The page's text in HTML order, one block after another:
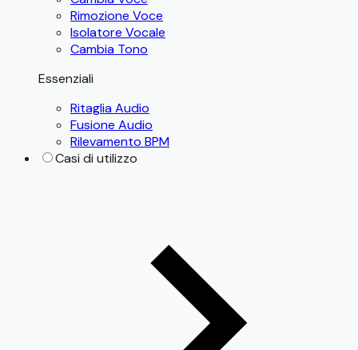
Rimozione Voce
Isolatore Vocale
Cambia Tono
Essenziali
Ritaglia Audio
Fusione Audio
Rilevamento BPM
Casi di utilizzo